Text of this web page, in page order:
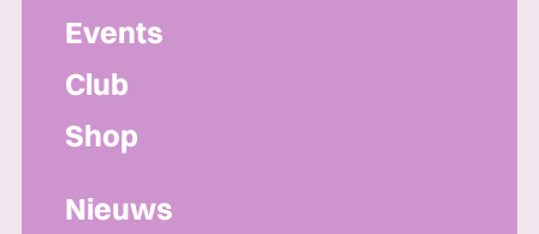
Events
Club
Shop
Nieuws